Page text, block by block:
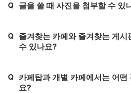
Q 글을 쓸 때 사진을 첨부할 수 있
Q
즐겨찾는 카페와 즐겨찾는 게
수 있나요?
Q
카페탑과 개별 카페에서는 어떤
요?